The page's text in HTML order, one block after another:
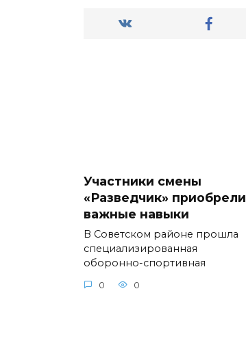
Участники смены
«Разведчик» приобрели
важные навыки
В Советском районе прошла
специализированная
оборонно-спортивная
0 0